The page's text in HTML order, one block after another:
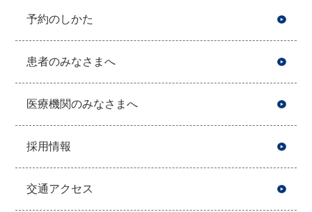
予約のしかた
患者のみなさまへ
医療機関のみなさまへ
採用情報
交通アクセス